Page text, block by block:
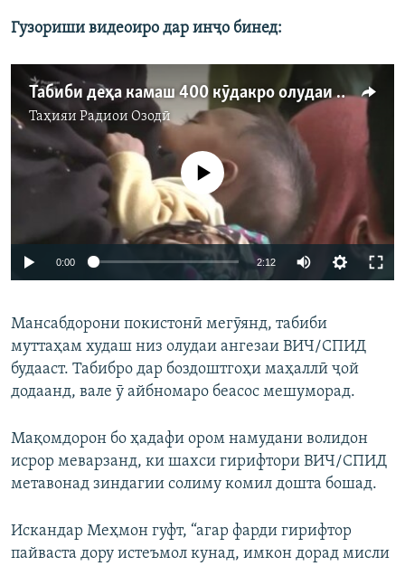
Гузориши видеоиро дар инҷо бинед:
Табиби деҳа камаш 400 кӯдакро олудаи ВИЧ-СПИД кард
Таҳияи Радиои Озодӣ
Феълан кор намекунад
0:00 2:12
Мансабдорони покистонӣ мегӯянд, табиби
муттаҳам худаш низ олудаи ангезаи ВИЧ/СПИД
будааст. Табибро дар боздоштгоҳи маҳаллӣ ҷой
додаанд, вале ӯ айбномаро беасос мешуморад.
Мақомдорон бо ҳадафи ором намудани волидон
исрор меварзанд, ки шахси гирифтори ВИЧ/СПИД
метавонад зиндагии солиму комил дошта бошад.
Искандар Меҳмон гуфт, “агар фарди гирифтор
пайваста дору истеъмол кунад, имкон дорад мисли